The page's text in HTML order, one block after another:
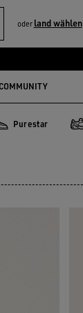
oder land wählen
Purestar